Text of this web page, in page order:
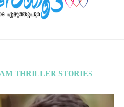
THRILLER STORIES